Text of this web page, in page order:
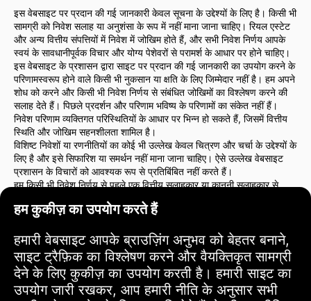
हम कुकीज़ का उपयोग करते हैं
हमारी वेबसाइट आपके ब्राउज़िंग अनुभव को बेहतर बनाने,
साइट ट्रैफ़िक का विश्लेषण करने और वैयक्तिकृत सामग्री
देने के लिए कुकीज़ का उपयोग करती है। हमारी साइट का
उपयोग जारी रखकर, आप हमारी नीति के अनुसार सभी
इस वेबसाइट पर प्रदान की गई जानकारी केवल सूचना के उद्देश्यों के लिए है। किसी भी
सामग्री को निवेश सलाह या अनुशंसा के रूप में नहीं माना जाना चाहिए। रियल एस्टेट
और अन्य वित्तीय संपत्तियों में निवेश में जोखिम होते हैं, और सभी निवेश निर्णय आपके
स्वयं के सावधानीपूर्वक विचार और योग्य पेशेवरों से परामर्श के आधार पर होने चाहिए।
इस वेबसाइट के प्रशासन द्वारा साइट पर प्रदान की गई जानकारी का उपयोग करने के
परिणामस्वरूप होने वाले किसी भी नुकसान या क्षति के लिए जिम्मेदार नहीं है। हम अपने
शोध को करने और किसी भी निवेश निर्णय से संबंधित जोखिमों का विश्लेषण करने की
सलाह देते हैं। पिछले प्रदर्शन और परिणाम भविष्य के परिणामों का संकेत नहीं हैं।
निवेश परिणाम व्यक्तिगत परिस्थितियों के आधार पर भिन्न हो सकते हैं, जिसमें वित्तीय
स्थिति और जोखिम सहनशीलता शामिल है।
विशिष्ट निवेशों या रणनीतियों का कोई भी उल्लेख केवल चित्रण और चर्चा के उद्देश्यों के
लिए है और इसे सिफारिश या समर्थन नहीं माना जाना चाहिए। ऐसे उल्लेख वेबसाइट
प्रशासन के विचारों को आवश्यक रूप से प्रतिबिंबित नहीं करते हैं।
हम किसी भी निवेश निर्णय से पहले एक वित्तीय सलाहकार या कानूनी सलाहकार से
जोखिमों के लिए पूरी तरह से जिम्मेदार हैं।
साइट पर प्रदान की गई जानकारी के उपयोग से उत्पन्न किसी भी प्रत्यक्ष या अप्रत्यक्ष
नुकसान या क्षति के लिए उत्तरदायी नहीं है।
निवेश निर्णय लेने में सावधानी और सतर्कता का पालन करें।
उपयोग की शर्तें